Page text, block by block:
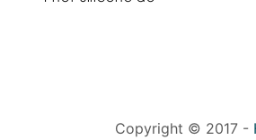
Copyright © 2017 -